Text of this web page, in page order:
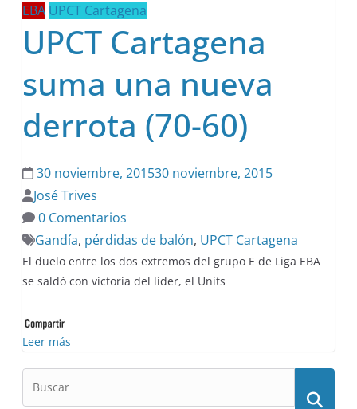
EBA UPCT Cartagena
UPCT Cartagena
suma una nueva
derrota (70-60)
30 noviembre, 201530 noviembre, 2015
José Trives
0 Comentarios
Gandía, pérdidas de balón, UPCT Cartagena
El duelo entre los dos extremos del grupo E de Liga EBA
se saldó con victoria del líder, el Units
Leer más